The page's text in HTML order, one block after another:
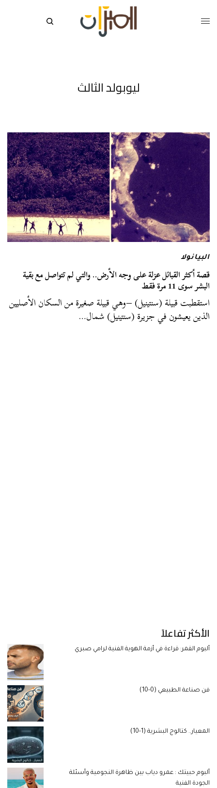
ليوبولد الثالث
البيانولا
قصة أكثر القبائل عزلة على وجه الأرض.. والتي لم تتواصل مع بقية
البشر سوى 11 مرة فقط
استقطبت قبيلة (سنتينيل) –وهي قبيلة صغيرة من السكان الأصليين
الذين يعيشون في جزيرة (سنتينيل) شمال…
الأكثر تفاعلاً
ألبوم القمر: قراءة في أزمة الهوية الفنية لرامي صبري
فن صناعة الطبيعي (0-10)
المعيار.. كتالوج البشرية (1-10)
ألبوم حبيتك : عمرو دياب بين ظاهرة النجومية وأسئلة
الجودة الفنية